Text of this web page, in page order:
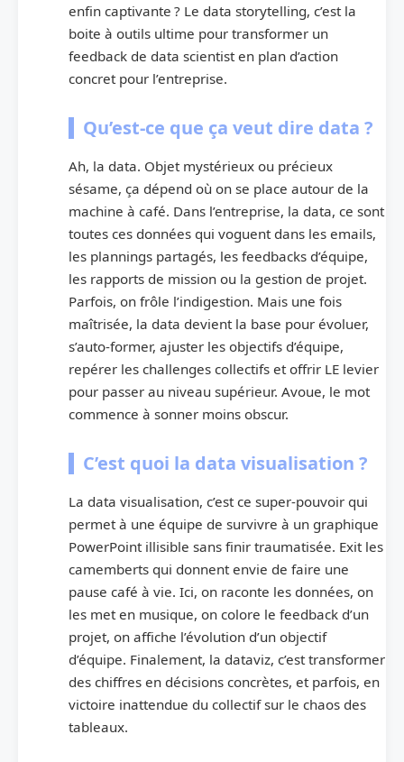
enfin captivante ? Le data storytelling, c’est la
boite à outils ultime pour transformer un
feedback de data scientist en plan d’action
concret pour l’entreprise.
Qu’est-ce que ça veut dire data ?
Ah, la data. Objet mystérieux ou précieux
sésame, ça dépend où on se place autour de la
machine à café. Dans l’entreprise, la data, ce sont
toutes ces données qui voguent dans les emails,
les plannings partagés, les feedbacks d’équipe,
les rapports de mission ou la gestion de projet.
Parfois, on frôle l’indigestion. Mais une fois
maîtrisée, la data devient la base pour évoluer,
s’auto-former, ajuster les objectifs d’équipe,
repérer les challenges collectifs et offrir LE levier
pour passer au niveau supérieur. Avoue, le mot
commence à sonner moins obscur.
C’est quoi la data visualisation ?
La data visualisation, c’est ce super-pouvoir qui
permet à une équipe de survivre à un graphique
PowerPoint illisible sans finir traumatisée. Exit les
camemberts qui donnent envie de faire une
pause café à vie. Ici, on raconte les données, on
les met en musique, on colore le feedback d’un
projet, on affiche l’évolution d’un objectif
d’équipe. Finalement, la dataviz, c’est transformer
des chiffres en décisions concrètes, et parfois, en
victoire inattendue du collectif sur le chaos des
tableaux.